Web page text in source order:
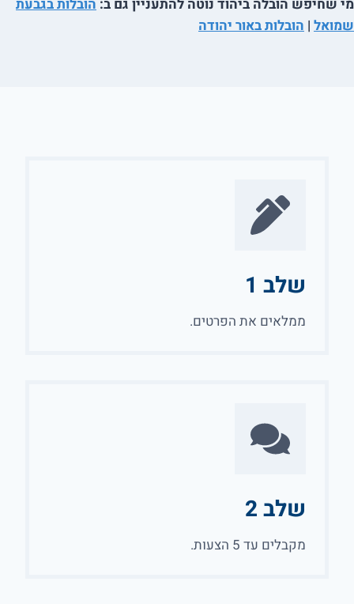
מי שחיפש הובלה ביהוד נוטה להתעניין גם ב: הובלות בגבעת
שמואל | הובלות באור יהודה
שלב 1
ממלאים את הפרטים.
שלב 2
מקבלים עד 5 הצעות.